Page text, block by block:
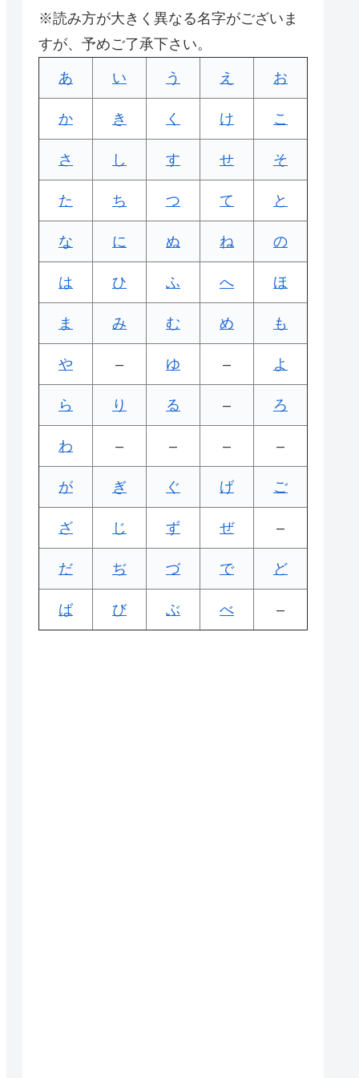
※読み方が大きく異なる名字がございま
すが、予めご了承下さい。
あ い う え お
か き く け こ
さ し す せ そ
た ち つ て と
な に ぬ ね の
は ひ ふ へ ほ
ま み む め も
や – ゆ – よ
ら り る – ろ
わ – – – –
が ぎ ぐ げ ご
ざ じ ず ぜ –
だ ぢ づ で ど
ば び ぶ べ –